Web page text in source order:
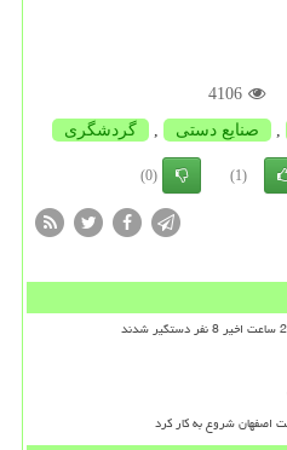
4106
, صنایع دستی , گردشگری
(1)
(0)
اصفهان شروع به کار کرد